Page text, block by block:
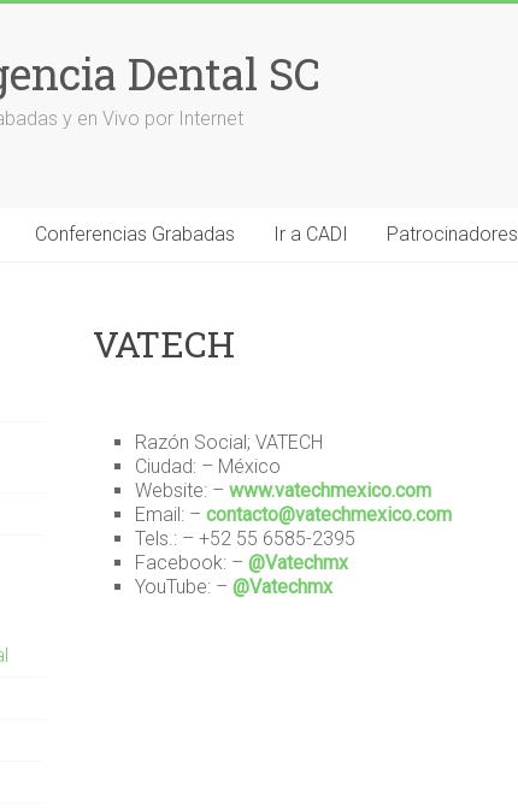
Dental SC
y en Vivo por Internet
Conferencias Grabadas Ir a CADI Patrocinadores
VATECH
Razón Social; VATECH
Ciudad: – México
Website: – www.vatechmexico.com
Email: – contacto@vatechmexico.com
Tels.: – +52 55 6585-2395
Facebook: – @Vatechmx
YouTube: – @Vatechmx